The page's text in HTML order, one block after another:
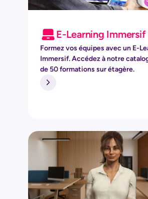
E-Learning Immersif
Formez vos équipes avec un E-
Immersif. Accédez à notre
de 50 formations sur étagère.